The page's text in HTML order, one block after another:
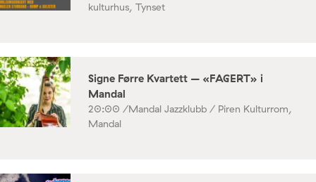
kulturhus, Tynset
Signe Førre Kvartett – «FAGERT» i
Mandal
20:00 /Mandal Jazzklubb / Piren Kulturrom,
Mandal